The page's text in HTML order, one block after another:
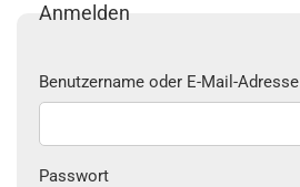
Anmelden
Benutzername oder E-Mail-Adresse
Passwort